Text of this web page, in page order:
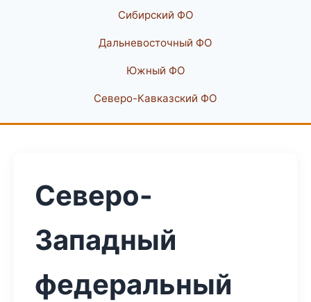
Сибирский ФО
Дальневосточный ФО
Южный ФО
Северо-Кавказский ФО
Северо-
Западный
федеральный